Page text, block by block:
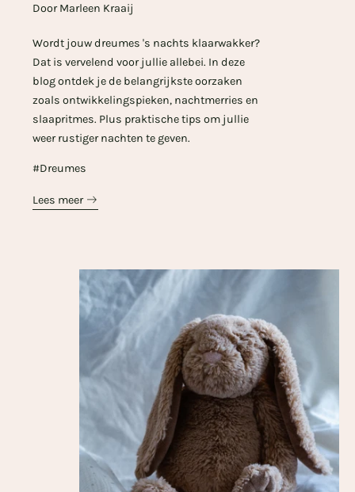
Door Marleen Kraaij
Wordt jouw dreumes 's nachts klaarwakker?
Dat is vervelend voor jullie allebei. In deze
blog ontdek je de belangrijkste oorzaken
zoals ontwikkelingspieken, nachtmerries en
slaapritmes. Plus praktische tips om jullie
weer rustiger nachten te geven.
#Dreumes
Lees meer